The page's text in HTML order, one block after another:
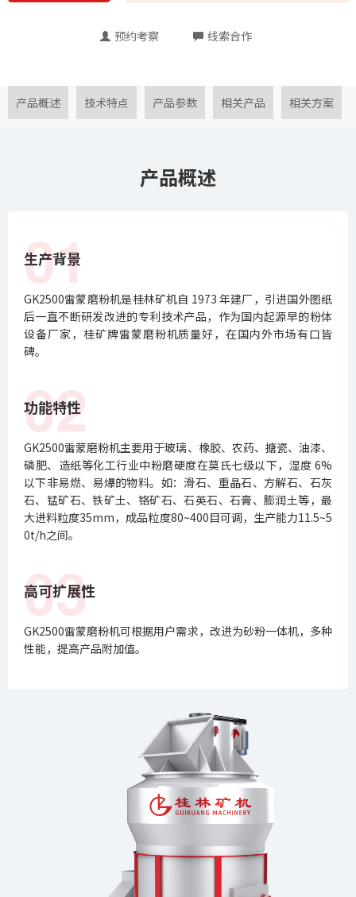
预约考察 线索合作
产品概述 技术特点 产品参数 相关产品 相关方案
产品概述
01
生产背景
GK2500雷蒙磨粉机是桂林矿机自 1973 年建厂，引进国外图纸
后一直不断研发改进的专利技术产品，作为国内起源早的粉体
设备厂家，桂矿牌雷蒙磨粉机质量好，在国内外市场有口皆
碑。
02
功能特性
GK2500雷蒙磨粉机主要用于玻璃、橡胶、农药、搪瓷、油漆、
磷肥、造纸等化工行业中粉磨硬度在莫氏七级以下，湿度 6%
以下非易燃、易爆的物料。如：滑石、重晶石、方解石、石灰
石、锰矿石、铁矿土、铬矿石、石英石、石膏、膨润土等，最
大进料粒度35mm，成品粒度80~400目可调，生产能力11.5~5
0t/h之间。
03
高可扩展性
GK2500雷蒙磨粉机可根据用户需求，改进为砂粉一体机，多种
性能，提高产品附加值。